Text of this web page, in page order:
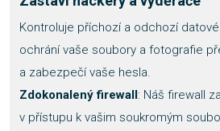
Kontroluje příchozí a odchozí
ochrání vaše soubory a fotografie
a zabezpečí vaše hesla.
Zdokonalený firewall: Náš firewall
v přístupu k vašim soukromým